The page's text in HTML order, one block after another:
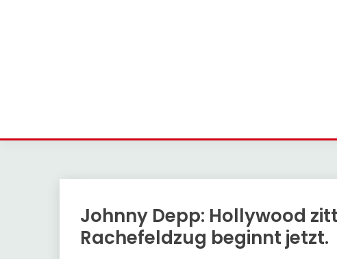
Trends
Johnny Depp: Hollywood
Rachefeldzug beginnt jetzt.